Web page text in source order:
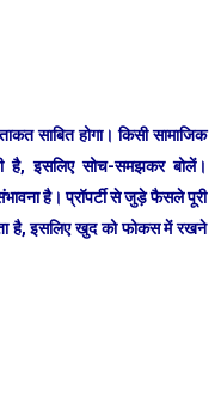
साबित होगा। किसी सामाजिक
है, इसलिए सोच-समझकर बोलें।
है। प्रॉपर्टी से जुड़े फैसले पूरी
है, इसलिए खुद को फोकस में रखने